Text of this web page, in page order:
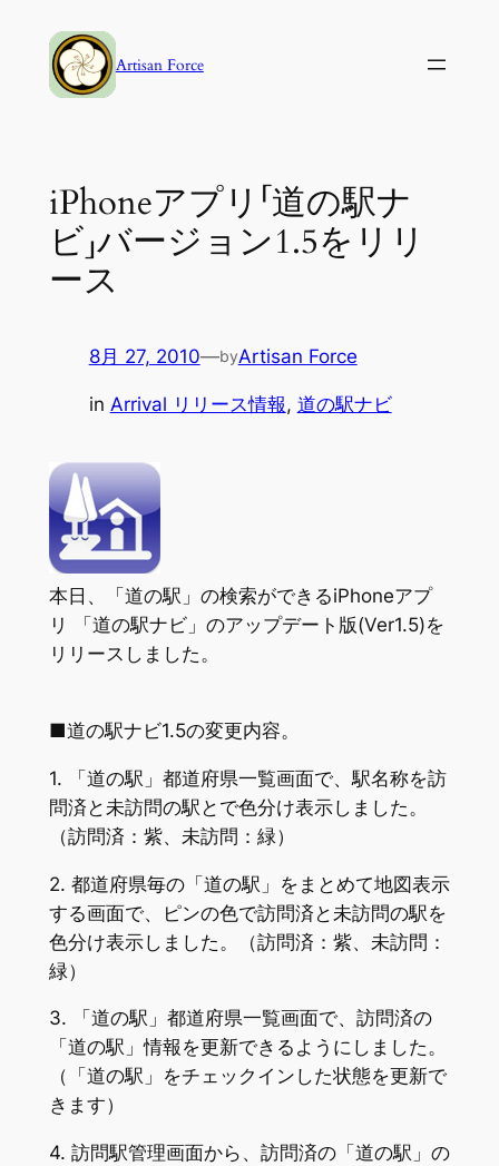
Artisan Force
iPhoneアプリ「道の駅ナ
ビ」バージョン1.5をリリ
ース
8月 27, 2010—byArtisan Force
in Arrival リリース情報, 道の駅ナビ
本日、「道の駅」の検索ができるiPhoneアプ
リ 「道の駅ナビ」のアップデート版(Ver1.5)を
リリースしました。
■道の駅ナビ1.5の変更内容。
1. 「道の駅」都道府県一覧画面で、駅名称を訪
問済と未訪問の駅とで色分け表示しました。
（訪問済：紫、未訪問：緑）
2. 都道府県毎の「道の駅」をまとめて地図表示
する画面で、ピンの色で訪問済と未訪問の駅を
色分け表示しました。（訪問済：紫、未訪問：
緑）
3. 「道の駅」都道府県一覧画面で、訪問済の
「道の駅」情報を更新できるようにしました。
（「道の駅」をチェックインした状態を更新で
きます）
4. 訪問駅管理画面から、訪問済の「道の駅」の